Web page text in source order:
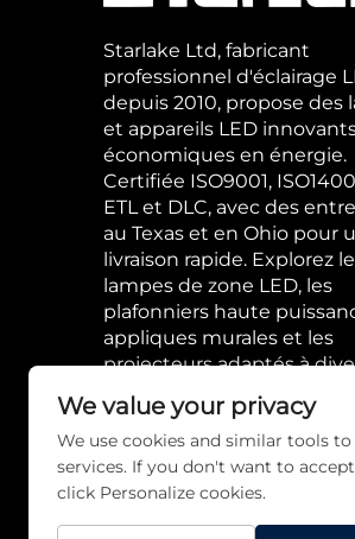
Starlake Ltd, fabricant
professionnel d'éclairage
depuis 2010, propose des
et appareils LED
économiques en énergie.
Certifiée ISO9001,
ETL et DLC, avec des
au Texas et en Ohio pour
livraison rapide. Explorez
lampes de zone LED, les
plafonniers haute
appliques murales et les
projecteurs adaptés à
We value your privacy
We use cookies and similar tools
services. If you don't want to
click Personalize cookies.